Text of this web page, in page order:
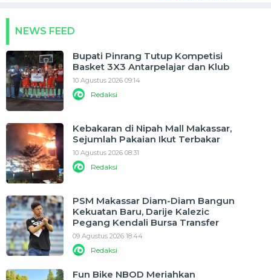
NEWS FEED
Bupati Pinrang Tutup Kompetisi
Basket 3X3 Antarpelajar dan Klub
10 Agustus 2026 09:14
Redaksi
Kebakaran di Nipah Mall Makassar,
Sejumlah Pakaian Ikut Terbakar
10 Agustus 2026 08:31
Redaksi
PSM Makassar Diam-Diam Bangun
Kekuatan Baru, Darije Kalezic
Pegang Kendali Bursa Transfer
09 Agustus 2026 18:44
Redaksi
Fun Bike NBOD Meriahkan